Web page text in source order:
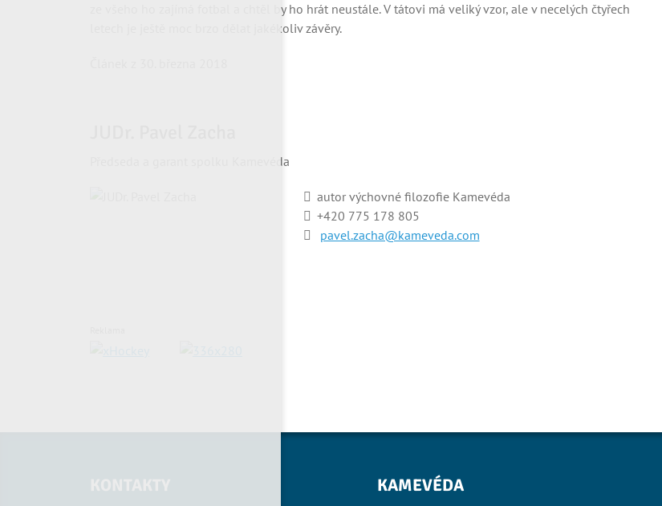
ze všeho ho zajímá fotbal a chtěl by ho hrát neustále. V tátovi má veliký vzor, ale v necelých čtyřech
letech je ještě moc brzo dělat jakékoliv závěry.
Předseda a garant spolku Kamevéda
autor výchovné filozofie Kamevéda
+420 775 178 805
pavel.zacha@kameveda.com
KAMEVÉDA